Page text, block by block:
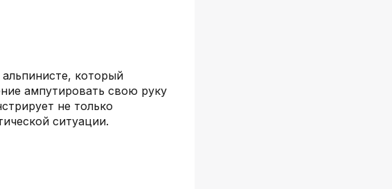
который
ампутировать свою руку
не только
ситуации.